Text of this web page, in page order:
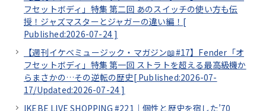
フセットボディ」特集 第二回 あのスイッチの使い方も伝
授！ジャズマスターとジャガーの違い編！[
Published:2026-07-24 ]
【週刊イケベミュージック・マガジン📖#17】Fender「オ
フセットボディ」特集 第一回 ストラトを超える最高級機か
らまさかの…その逆転の歴史[ Published:2026-07-
17/Updated:2026-07-24 ]
IKEBE LIVE SHOPPING #221｜個性と歴史を宿した’70